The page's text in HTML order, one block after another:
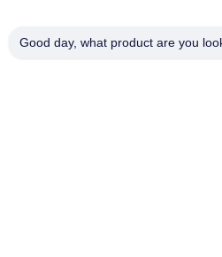
Good day, what product are you